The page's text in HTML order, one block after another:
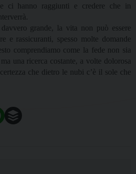
ci hanno raggiunti e credere che in
grande, la vita non può essere
e rassicuranti, spesso molte domande
comprendiamo come la fede non sia
una ricerca costante, a volte dolorosa
che dietro le nubi c’è il sole che